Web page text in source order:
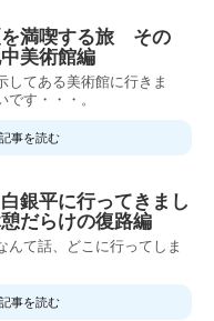
を満喫する旅 その
美術館編
してある美術館に行きま
す・・・。
記事を読む
銀平に行ってきまし
だらけの復路編
んて話、どこに行ってしま
記事を読む